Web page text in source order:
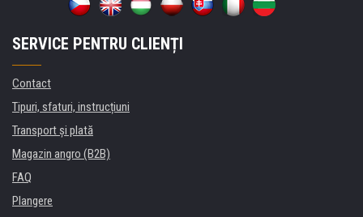
SERVICE PENTRU CLIENȚI
Contact
Tipuri, sfaturi, instrucțiuni
Transport şi plată
Magazin angro (B2B)
FAQ
Plangere